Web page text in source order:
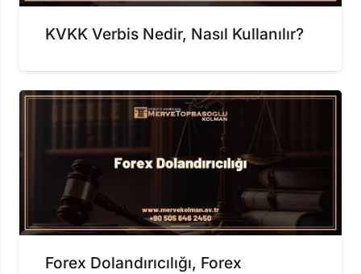
KVKK Verbis Nedir, Nasıl Kullanılır?
Forex Dolandırıcılığı, Forex